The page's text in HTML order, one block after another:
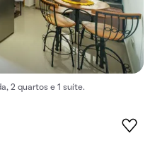
2 quartos e 1 suíte.